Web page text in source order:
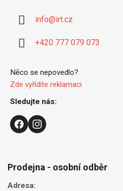
info@irt.cz
+420 777 079 073
Něco se nepovedlo?
Zde vyřídíte reklamaci
Sledujte nás:
Prodejna - osobní odběr
Adresa: